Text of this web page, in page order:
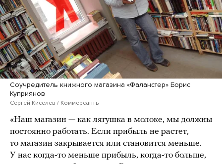
Соучредитель книжного магазина «Фаланстер» Борис
Куприянов
Сергей Киселев / Коммерсантъ
«Наш магазин — как лягушка в молоке, мы должны
постоянно работать. Если прибыль не растет,
то магазин закрывается или становится меньше.
У нас когда-то меньше прибыль, когда-то больше,